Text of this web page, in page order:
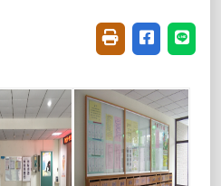
友善列印(開新視
分享至臉書
分享